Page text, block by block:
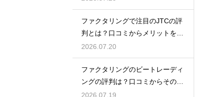
ファクタリングで注目のJTCの評
判とは？口コミからメリットを徹
底解説
2026.07.20
ファクタリングのビートレーディ
ングの評判は？口コミからその実
態を徹底解説
2026.07.19